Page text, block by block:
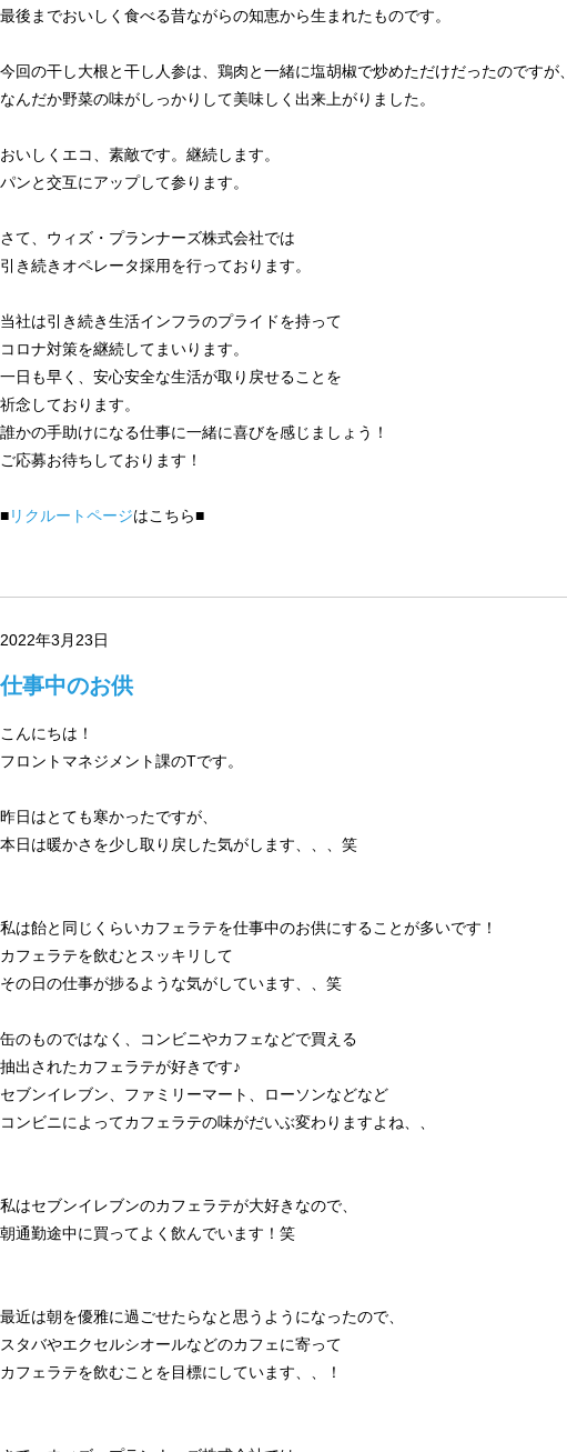
最後までおいしく食べる昔ながらの知恵から生まれたものです。
今回の干し大根と干し人参は、鶏肉と一緒に塩胡椒で炒めただけだったのですが、
なんだか野菜の味がしっかりして美味しく出来上がりました。
おいしくエコ、素敵です。継続します。
パンと交互にアップして参ります。
さて、ウィズ・プランナーズ株式会社では
引き続きオペレータ採用を行っております。
当社は引き続き生活インフラのプライドを持って
コロナ対策を継続してまいります。
一日も早く、安心安全な生活が取り戻せることを
祈念しております。
誰かの手助けになる仕事に一緒に喜びを感じましょう！
ご応募お待ちしております！
■リクルートページはこちら■
2022年3月23日
仕事中のお供
こんにちは！
フロントマネジメント課のTです。
昨日はとても寒かったですが、
本日は暖かさを少し取り戻した気がします、、、笑
私は飴と同じくらいカフェラテを仕事中のお供にすることが多いです！
カフェラテを飲むとスッキリして
その日の仕事が捗るような気がしています、、笑
缶のものではなく、コンビニやカフェなどで買える
抽出されたカフェラテが好きです♪
セブンイレブン、ファミリーマート、ローソンなどなど
コンビニによってカフェラテの味がだいぶ変わりますよね、、
私はセブンイレブンのカフェラテが大好きなので、
朝通勤途中に買ってよく飲んでいます！笑
最近は朝を優雅に過ごせたらなと思うようになったので、
スタバやエクセルシオールなどのカフェに寄って
カフェラテを飲むことを目標にしています、、！